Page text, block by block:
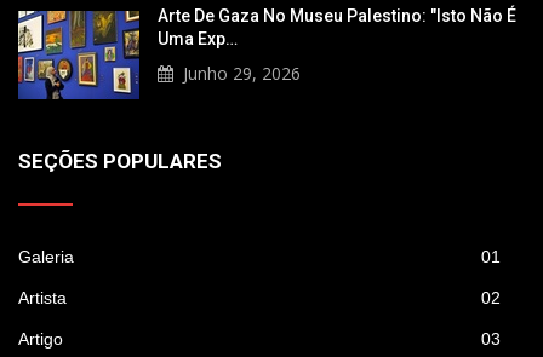
Arte De Gaza No Museu Palestino: "Isto Não É
Uma Exp…
Junho 29, 2026
SEÇÕES POPULARES
Galeria 01
Artista 02
Artigo 03